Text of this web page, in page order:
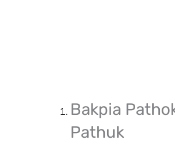
Bakpia
Pathuk